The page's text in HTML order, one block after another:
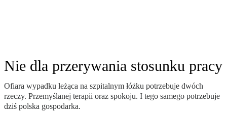
Nie dla przerywania stosunku pracy
Ofiara wypadku leżąca na szpitalnym łóżku potrzebuje dwóch
rzeczy. Przemyślanej terapii oraz spokoju. I tego samego potrzebuje
dziś polska gospodarka.